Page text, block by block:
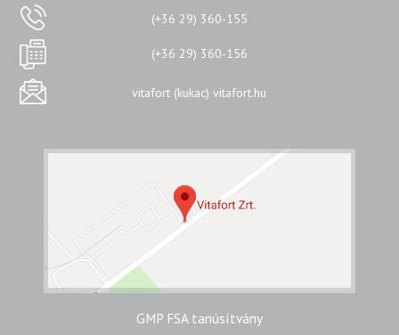
(+36 29) 360-155
(+36 29) 360-156
vitafort (kukac) vitafort.hu
GMP FSA tanúsítvány